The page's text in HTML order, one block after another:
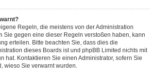
Regeln, die meistens von der Administration
Sie gegen eine dieser Regeln verstoßen haben, kann
erteilen. Bitte beachten Sie, dass dies die
dieses Boards ist und phpBB Limited nichts mit
hat. Kontaktieren Sie einen Administrator, sofern Sie
wieso Sie verwarnt wurden.